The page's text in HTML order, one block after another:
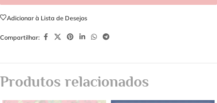
Adicionar à Lista de Desejos
Compartilhar:
Produtos relacionados